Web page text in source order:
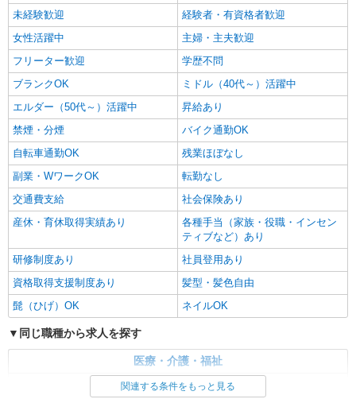
未経験歓迎
経験者・有資格者歓迎
女性活躍中
主婦・主夫歓迎
フリーター歓迎
学歴不問
ブランクOK
ミドル（40代～）活躍中
エルダー（50代～）活躍中
昇給あり
禁煙・分煙
バイク通勤OK
自転車通勤OK
残業ほぼなし
副業・WワークOK
転勤なし
交通費支給
社会保険あり
産休・育休取得実績あり
各種手当（家族・役職・インセン
ティブなど）あり
研修制度あり
社員登用あり
資格取得支援制度あり
髪型・髪色自由
髭（ひげ）OK
ネイルOK
同じ職種から求人を探す
医療・介護・福祉
看護師・保健師・看護助手・助産師
関連する条件をもっと見る